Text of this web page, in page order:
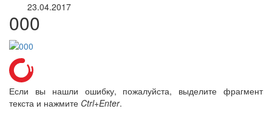
23.04.2017
000
Если вы нашли ошибку, пожалуйста, выделите фрагмент
текста и нажмите Ctrl+Enter.